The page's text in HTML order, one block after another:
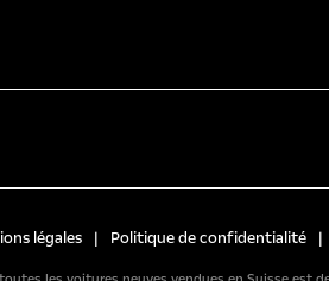
légales | Politique de confidentialité |